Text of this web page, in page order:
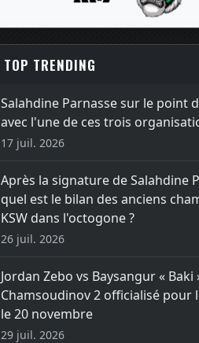
TOP TRENDING
Salahdine Parnasse sur le point
avec l'une de ces trois
17 juil. 2026
Après la signature de Salahdine
quel est le bilan des anciens
KSW dans l'octogone ?
26 juil. 2026
Jordan Zebo vs Baysangur « Baki
Chamsoudinov 2 officialisé pour
le 20 novembre
29 juil. 2026